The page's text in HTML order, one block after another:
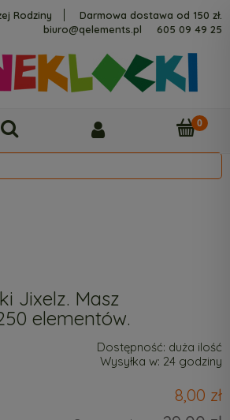
Rodziny
Darmowa dostawa od 150 zł.
biuro@qelements.pl
605 09 49 25
Jixelz. Masz
elementów.
Dostępność: duża ilość
Wysyłka w: 24 godziny
8,00 zł